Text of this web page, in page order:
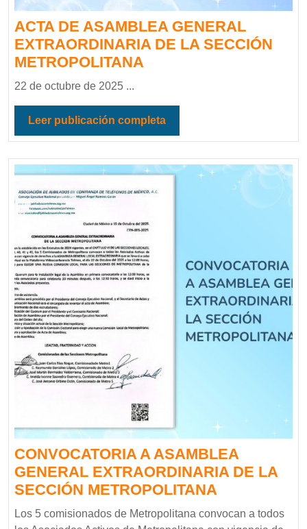
ACTA DE ASAMBLEA GENERAL
EXTRAORDINARIA DE LA SECCIÓN
METROPOLITANA
22 de octubre de 2025 ...
Leer publicación completa
CONVOCATORIA A ASAMBLEA
GENERAL EXTRAORDINARIA DE LA
SECCIÓN METROPOLITANA
Los 5 comisionados de Metropolitana convocan a todos